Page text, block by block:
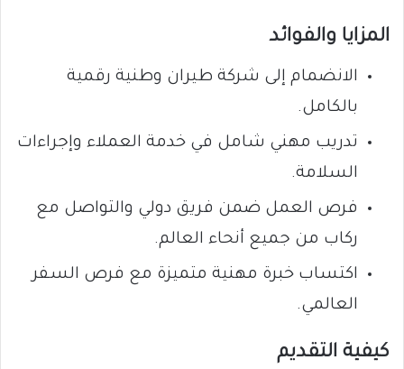
المزايا والفوائد
الانضمام إلى شركة طيران وطنية رقمية
بالكامل.
تدريب مهني شامل في خدمة العملاء وإجراءات
السلامة.
فرص العمل ضمن فريق دولي والتواصل مع
ركاب من جميع أنحاء العالم.
اكتساب خبرة مهنية متميزة مع فرص السفر
العالمي.
كيفية التقديم